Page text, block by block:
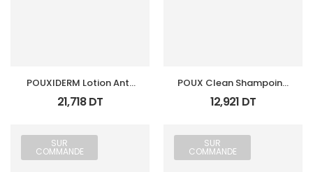
POUXIDERM Lotion Anti
Poux Et Lentes 100Ml
21,718DT
POUX Clean Shampoing
Doux Anti Poux & Lentes
100Ml
12,921 DT
SUR
COMMANDE
SUR
COMMANDE